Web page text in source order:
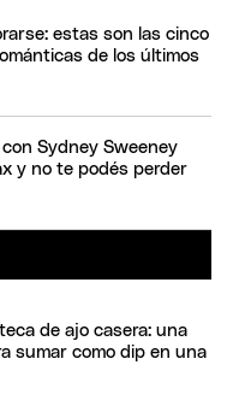
estas son las cinco
de los últimos
Sydney Sweeney
y no te podés perder
de ajo casera: una
sumar como dip en una